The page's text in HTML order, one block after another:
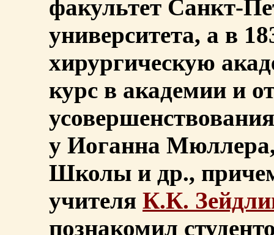
факультет Санкт-
университета, а в
хирургическую
курс в академии и
у Иоганна Мюллера,
Школы и др.,
учителя К.К.
познакомил